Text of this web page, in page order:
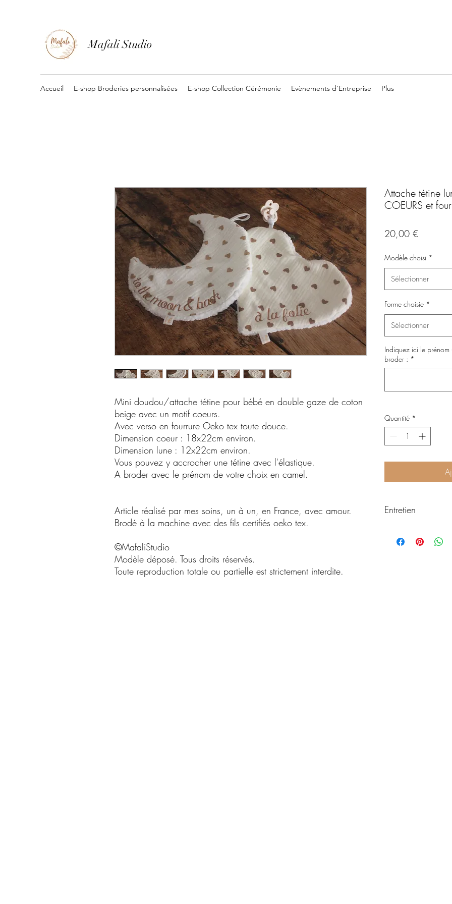
Mafali Studio
Accueil E-shop Broderies personnalisées E-shop Collection Cérémonie Evènements d'Entreprise Plus
Mini doudou/attache tétine pour bébé en double gaze de coton
beige avec un motif coeurs.
Avec verso en fourrure Oeko tex toute douce.
Dimension coeur : 18x22cm environ.
Dimension lune : 12x22cm environ.
Vous pouvez y accrocher une tétine avec l'élastique.
A broder avec le prénom de votre choix en camel.
Article réalisé par mes soins, un à un, en France, avec amour.
Brodé à la machine avec des fils certifiés oeko tex.
©MafaliStudio
Modèle déposé. Tous droits réservés.
Toute reproduction totale ou partielle est strictement interdite.
Attache tétine
COEURS et
20,00 €
Modèle choisi *
Sélectionner
Forme choisie *
Sélectionner
Indiquez ici le prénom
broder : *
Quantité *
Entretien
aussi longtemps que